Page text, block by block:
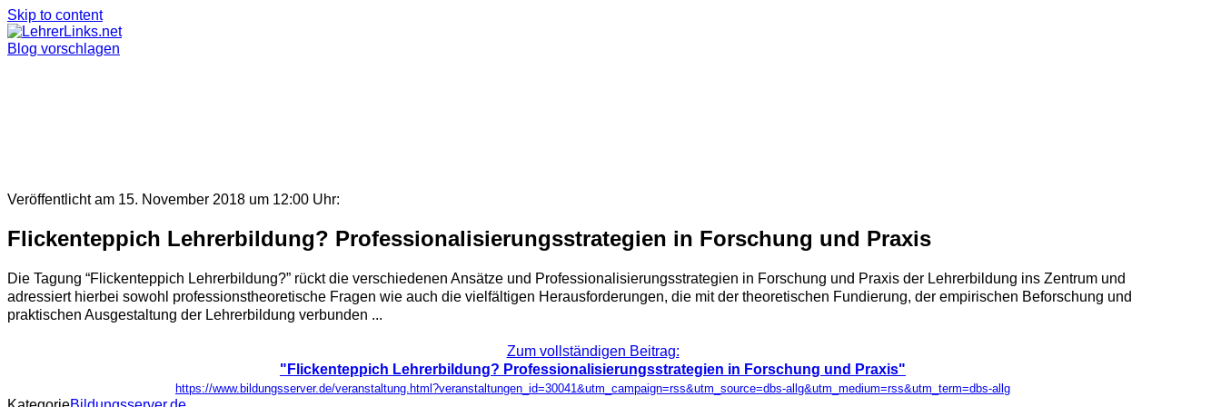
Skip to content
Blog vorschlagen
Veröffentlicht am 15. November 2018 um 12:00 Uhr:
Flickenteppich Lehrerbildung? Professionalisierungsstrategien in Forschung und Praxis
Die Tagung “Flickenteppich Lehrerbildung?” rückt die verschiedenen Ansätze und Professionali­sierungsstrategien in Forschung und Praxis der Lehrerbildung ins Zentrum und
adressiert hierbei sowohl professionstheoretische Fragen wie auch die vielfältigen Herausforderungen, die mit der theoretischen Fundierung, der empirischen Beforschung und
praktischen Ausgestaltung der Lehrerbildung verbunden ...
Zum vollständigen Beitrag:
"Flickenteppich Lehrerbildung? Professionalisierungsstrategien in Forschung und Praxis"
https://www.bildungsserver.de/veranstaltung.html?veranstaltungen_id=30041&utm_campaign=rss&utm_source=dbs-allg&utm_medium=rss&utm_term=dbs-allg